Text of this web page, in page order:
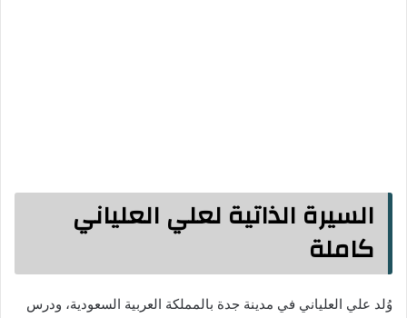
السيرة الذاتية لعلي العلياني
كاملة
وُلد علي العلياني في مدينة جدة بالمملكة العربية السعودية، ودرس